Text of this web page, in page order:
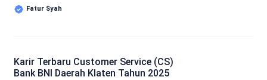
Fatur Syah
Karir Terbaru Customer Service (CS)
Bank BNI Daerah Klaten Tahun 2025